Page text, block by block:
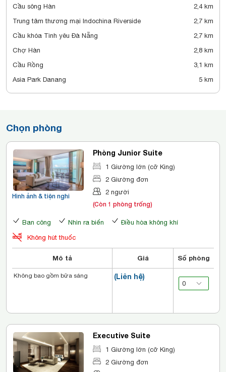
Cầu sông Hàn
2,4 km
Trung tâm thương mại Indochina Riverside
2,7 km
Cầu khóa Tình yêu Đà Nẵng
2,7 km
Chợ Hàn
2,8 km
Cầu Rồng
3,1 km
Asia Park Danang
5 km
Chọn phòng
Hình ảnh & tiện nghi
Phòng Junior Suite
1 Giường lớn (cỡ King)
2 Giường đơn
2 người
(Còn 1 phòng trống)
Ban công Nhìn ra biển
Điều hòa không khí
Không hút thuốc
Mô tả Giá Số phòng
(Liên hệ)
Không bao gồm bữa sáng
Executive Suite
1 Giường lớn (cỡ King)
2 Giường đơn